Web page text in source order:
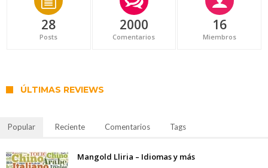
28
Posts
2000
Comentarios
16
Miembros
ÚLTIMAS REVIEWS
Popular Reciente Comentarios Tags
Mangold Lliria – Idiomas y más